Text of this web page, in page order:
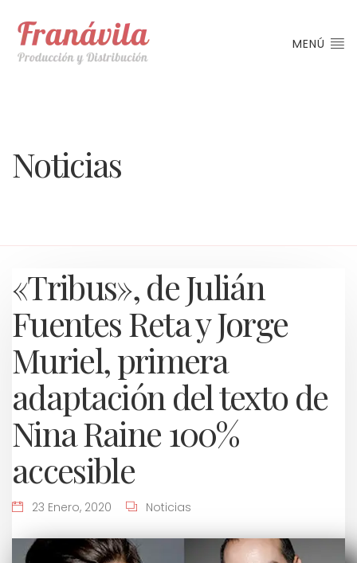
MENÚ
Noticias
«Tribus», de Julián
Fuentes Reta y Jorge
Muriel, primera
adaptación del texto de
Nina Raine 100%
accesible
23 Enero, 2020 Noticias